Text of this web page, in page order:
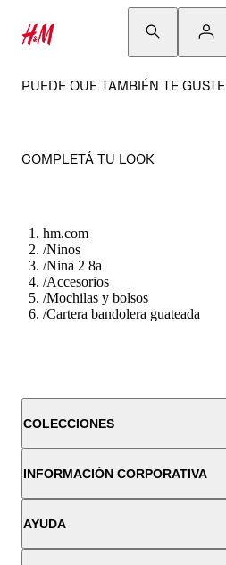
PUEDE QUE TAMBIÉN TE GUSTE
COMPLETÁ TU LOOK
hm.com
/Ninos
/Nina 2 8a
/Accesorios
/Mochilas y bolsos
/Cartera bandolera guateada
COLECCIONES
INFORMACIÓN CORPORATIVA
AYUDA